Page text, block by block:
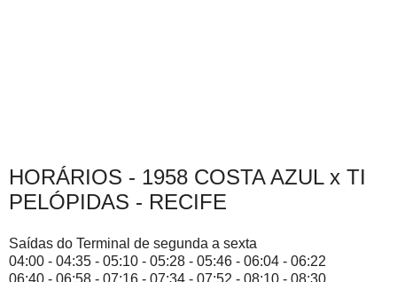
HORÁRIOS - 1958 COSTA AZUL x TI
PELÓPIDAS - RECIFE
Saídas do Terminal de segunda a sexta
04:00 - 04:35 - 05:10 - 05:28 - 05:46 - 06:04 - 06:22